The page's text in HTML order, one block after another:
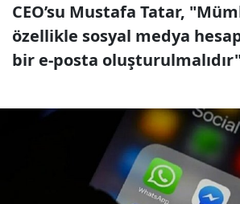
CEO’su Mustafa Tatar,
özellikle sosyal medya
bir e-posta